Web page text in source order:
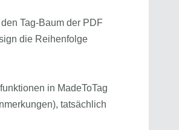
Tag-Baum der PDF
die Reihenfolge
in MadeToTag
tatsächlich